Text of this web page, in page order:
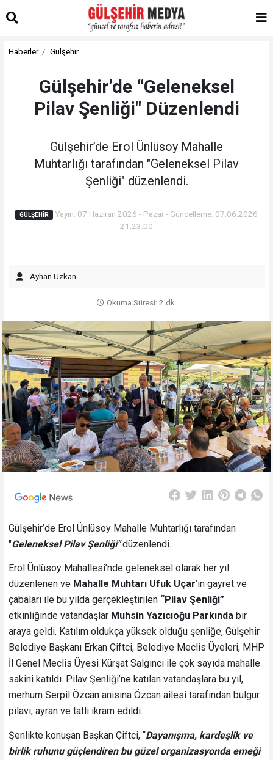
Haberler Gülşehir
Gülşehir’de “Geleneksel
Pilav Şenliği" Düzenlendi
Gülşehir’de Erol Ünlüsoy Mahalle
Muhtarlığı tarafından "Geleneksel Pilav
Şenliği" düzenlendi.
GÜLŞEHIR
Yayın: 07 Haziran 2026 - Pazar - Güncelleme: 07.06.2026
21:23:00
Ayhan Uzkan
Okuma Süresi: 2 dk.
Gülşehir’de Erol Ünlüsoy Mahalle Muhtarlığı tarafından
"Geleneksel Pilav Şenliği"düzenlendi.
Erol Ünlüsoy Mahallesi’nde geleneksel olarak her yıl
düzenlenen ve Mahalle Muhtarı Ufuk Uçar’ın gayret ve
çabaları ile bu yılda gerçekleştirilen “Pilav Şenliği”
etkinliğinde vatandaşlar Muhsin Yazıcıoğu Parkındabir
araya geldi. Katılım oldukça yüksek olduğu şenliğe, Gülşehir
Belediye Başkanı Erkan Çiftci, Belediye Meclis Üyeleri, MHP
İl Genel Meclis Üyesi Kürşat Salgıncı ile çok sayıda mahalle
sakini katıldı. Pilav Şenliği’ne katılan vatandaşlara bu yıl,
merhum Serpil Özcan anısına Özcan ailesi tarafından bulgur
pilavı, ayran ve tatlı ikram edildi.
Şenlikte konuşan Başkan Çiftci, “Dayanışma, kardeşlik ve
birlik ruhunu güçlendiren bu güzel organizasyonda emeği